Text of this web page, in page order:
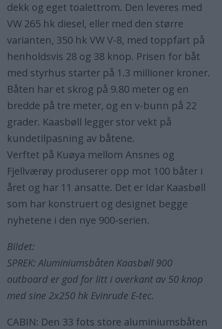
dekk og eget toalettrom. Den leveres med
VW 265 hk diesel, eller med den større
varianten, 350 hk VW V-8, med toppfart på
henholdsvis 28 og 38 knop. Prisen for båt
med styrhus starter på 1.3 millioner kroner.
Båten har et skrog på 9.80 meter og en
bredde på tre meter, og en v-bunn på 22
grader. Kaasbøll legger stor vekt på
kundetilpasning av båtene.
Verftet på Kuøya mellom Ansnes og
Fjellværøy produserer opp mot 100 båter i
året og har 11 ansatte. Det er Idar Kaasbøll
som har konstruert og designet begge
nyhetene i den nye 900-serien.
Bildet:
SPREK: Aluminiumsbåten Kaasbøll 900
outboard er god for litt i overkant av 50 knop
med sine 2x250 hk Evinrude E-tec.
CABIN: Den 33 fots store aluminiumsbåten